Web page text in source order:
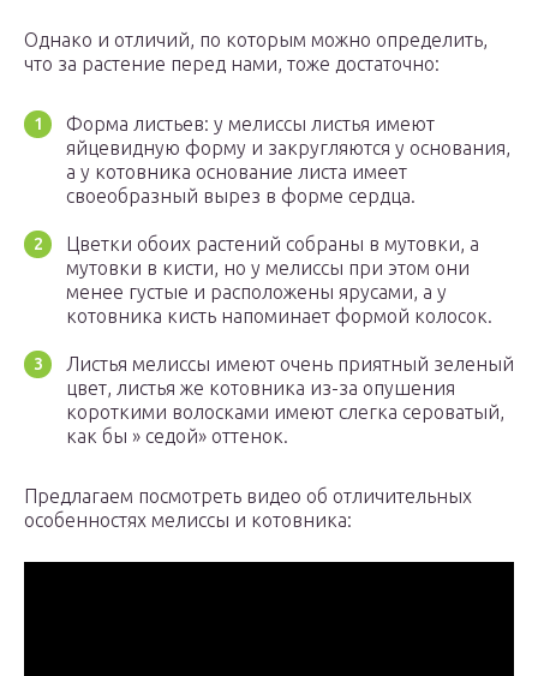
Однако и отличий, по которым можно определить,
что за растение перед нами, тоже достаточно:
Форма листьев: у мелиссы листья имеют
яйцевидную форму и закругляются у основания,
а у котовника основание листа имеет
своеобразный вырез в форме сердца.
Цветки обоих растений собраны в мутовки, а
мутовки в кисти, но у мелиссы при этом они
менее густые и расположены ярусами, а у
котовника кисть напоминает формой колосок.
Листья мелиссы имеют очень приятный зеленый
цвет, листья же котовника из-за опушения
короткими волосками имеют слегка сероватый,
как бы » седой» оттенок.
Предлагаем посмотреть видео об отличительных
особенностях мелиссы и котовника: